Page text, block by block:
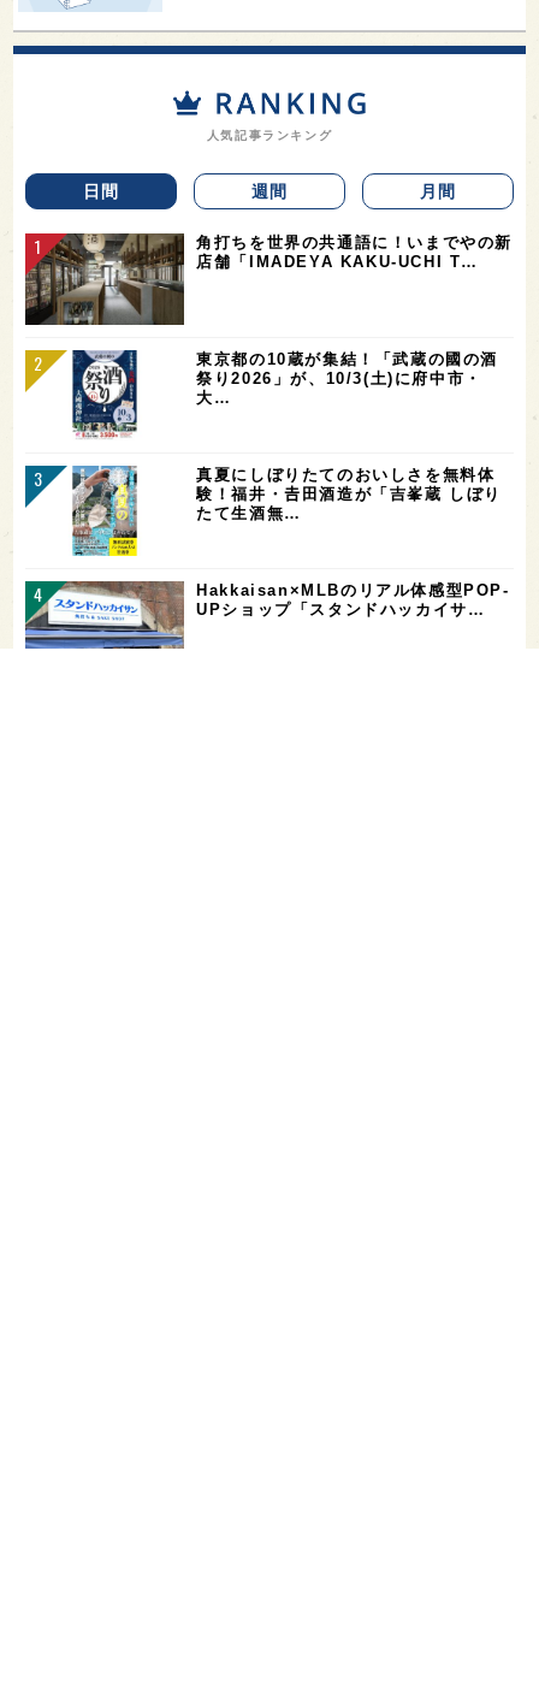
人気記事ランキング
日間 週間 月間
角打ちを世界の共通語に！いまでやの新
店舗「IMADEYA KAKU-UCHI T…
東京都の10蔵が集結！「武蔵の國の酒
祭り2026」が、10/3(土)に府中市・
大…
真夏にしぼりたてのおいしさを無料体
験！福井・𠮷田酒造が「吉峯蔵 しぼり
たて生酒無…
Hakkaisan×MLBのリアル体感型POP-
UPショップ「スタンドハッカイサ…